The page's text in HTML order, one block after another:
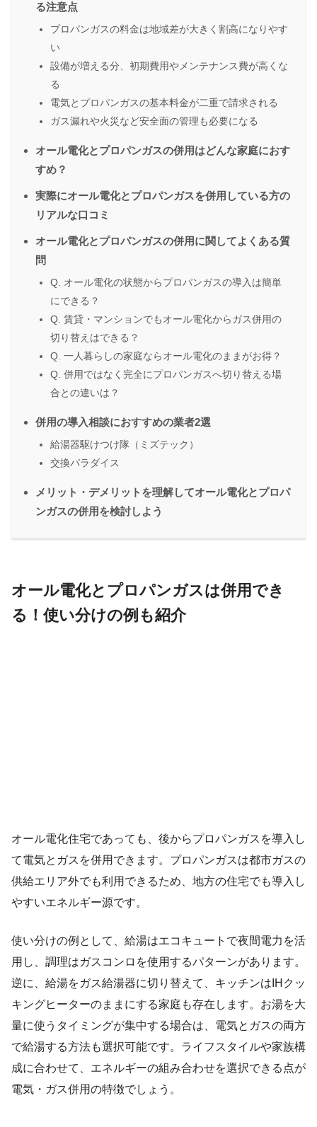
る注意点
プロパンガスの料金は地域差が大きく割高になりやす
い
設備が増える分、初期費用やメンテナンス費が高くな
る
電気とプロパンガスの基本料金が二重で請求される
ガス漏れや火災など安全面の管理も必要になる
オール電化とプロパンガスの併用はどんな家庭におす
すめ？
実際にオール電化とプロパンガスを併用している方の
リアルな口コミ
オール電化とプロパンガスの併用に関してよくある質
問
Q. オール電化の状態からプロパンガスの導入は簡単
にできる？
Q. 賃貸・マンションでもオール電化からガス併用の
切り替えはできる？
Q. 一人暮らしの家庭ならオール電化のままがお得？
Q. 併用ではなく完全にプロパンガスへ切り替える場
合との違いは？
併用の導入相談におすすめの業者2選
給湯器駆けつけ隊（ミズテック）
交換パラダイス
メリット・デメリットを理解してオール電化とプロパ
ンガスの併用を検討しよう
オール電化とプロパンガスは併用でき
る！使い分けの例も紹介
オール電化住宅であっても、後からプロパンガスを導入し
て電気とガスを併用できます。プロパンガスは都市ガスの
供給エリア外でも利用できるため、地方の住宅でも導入し
やすいエネルギー源です。
使い分けの例として、給湯はエコキュートで夜間電力を活
用し、調理はガスコンロを使用するパターンがあります。
逆に、給湯をガス給湯器に切り替えて、キッチンはIHクッ
キングヒーターのままにする家庭も存在します。お湯を大
量に使うタイミングが集中する場合は、電気とガスの両方
で給湯する方法も選択可能です。ライフスタイルや家族構
成に合わせて、エネルギーの組み合わせを選択できる点が
電気・ガス併用の特徴でしょう。